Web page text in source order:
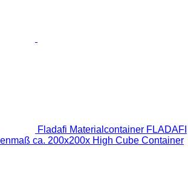
Fladafi Materialcontainer FLADAFI
ca. 200x200x High Cube Container